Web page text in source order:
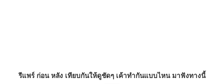
รีแพร์ ก่อน หลัง เทียบกันให้ดูชัดๆ เค้าทำกันแบบไหน มาฟังทางนี้